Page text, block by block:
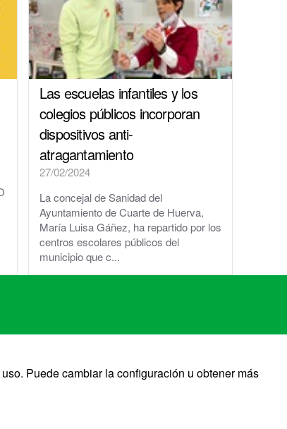
Las escuelas infantiles y los
colegios públicos incorporan
dispositivos anti-
atragantamiento
27/02/2024
La concejal de Sanidad del
Ayuntamiento de Cuarte de Huerva,
María Luisa Gáñez, ha repartido por los
centros escolares públicos del
municipio que c...
Puede cambiar la configuración u obtener más